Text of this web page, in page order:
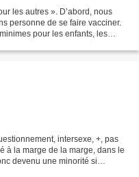
les autres ». D’abord, nous
personne de se faire vacciner.
pour les enfants, les
intersexe, +, pas
à la marge de la marge, dans le
devenu une minorité si